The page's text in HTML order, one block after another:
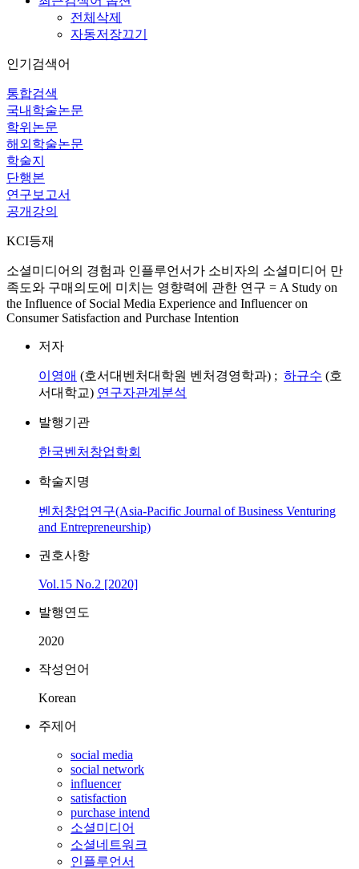
전체삭제
자동저장끄기
인기검색어
통합검색
국내학술논문
학위논문
해외학술논문
학술지
단행본
연구보고서
공개강의
KCI등재
소셜미디어의 경험과 인플루언서가 소비자의 소셜미디어 만
족도와 구매의도에 미치는 영향력에 관한 연구 = A Study on
the Influence of Social Media Experience and Influencer on
Consumer Satisfaction and Purchase Intention
저자
이영애 (호서대벤처대학원 벤처경영학과) ; 하규수 (호
서대학교) 연구자관계분석
발행기관
한국벤처창업학회
학술지명
벤처창업연구(Asia-Pacific Journal of Business Venturing
and Entrepreneurship)
권호사항
Vol.15 No.2 [2020]
발행연도
2020
작성언어
Korean
주제어
social media
social network
influencer
satisfaction
purchase intend
소셜미디어
소셜네트워크
인플루언서